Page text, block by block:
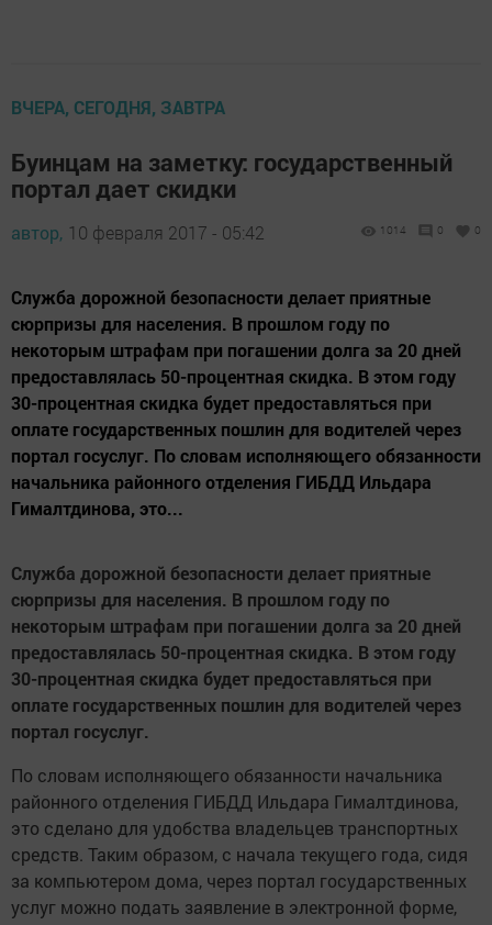
ВЧЕРА, СЕГОДНЯ, ЗАВТРА
Буинцам на заметку: государственный
портал дает скидки
автор, 10 февраля 2017 - 05:42 1014 0 0
Служба дорожной безопасности делает приятные
сюрпризы для населения. В прошлом году по
некоторым штрафам при погашении долга за 20 дней
предоставлялась 50-процентная скидка. В этом году
30-процентная скидка будет предоставляться при
оплате государственных пошлин для водителей через
портал госуслуг. По словам исполняющего обязанности
начальника районного отделения ГИБДД Ильдара
Гималтдинова, это...
Служба дорожной безопасности делает приятные
сюрпризы для населения. В прошлом году по
некоторым штрафам при погашении долга за 20 дней
предоставлялась 50-процентная скидка. В этом году
30-процентная скидка будет предоставляться при
оплате государственных пошлин для водителей через
портал госуслуг.
По словам исполняющего обязанности начальника
районного отделения ГИБДД Ильдара Гималтдинова,
это сделано для удобства владельцев транспортных
средств. Таким образом, с начала текущего года, сидя
за компьютером дома, через портал государственных
услуг можно подать заявление в электронной форме,